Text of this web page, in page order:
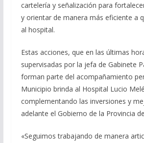
cartelería y señalización para
y orientar de manera más eficiente a
al hospital.
Estas acciones, que en las últimas
supervisadas por la jefa de Gabinete
forman parte del acompañamiento
Municipio brinda al Hospital Lucio
complementando las inversiones y
adelante el Gobierno de la Provincia
«Seguimos trabajando de manera